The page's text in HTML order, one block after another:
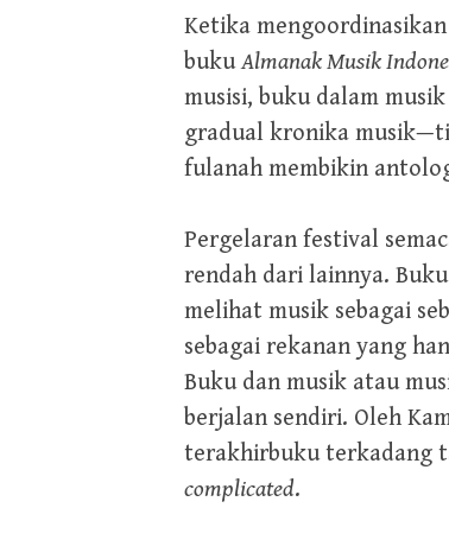
Ketika
bukuAlmanak Musik
musisi, buku dalam
gradual kronika
fulanah membikin
Pergelaran festival
rendah dari lainnya.
melihat musik sebagai
sebagai rekanan yang
Buku dan musik atau
berjalan sendiri. Oleh
terakhirbuku terkadang
complicated.